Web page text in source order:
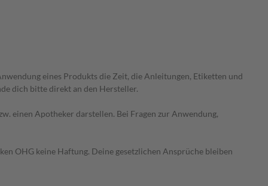
eines Produkts die Zeit, die Anleitungen, Etiketten und
dich bitte direkt an den Hersteller.
einen Apotheker darstellen. Bei Fragen zur Anwendung,
OHG keine Haftung. Deine gesetzlichen Ansprüche bleiben